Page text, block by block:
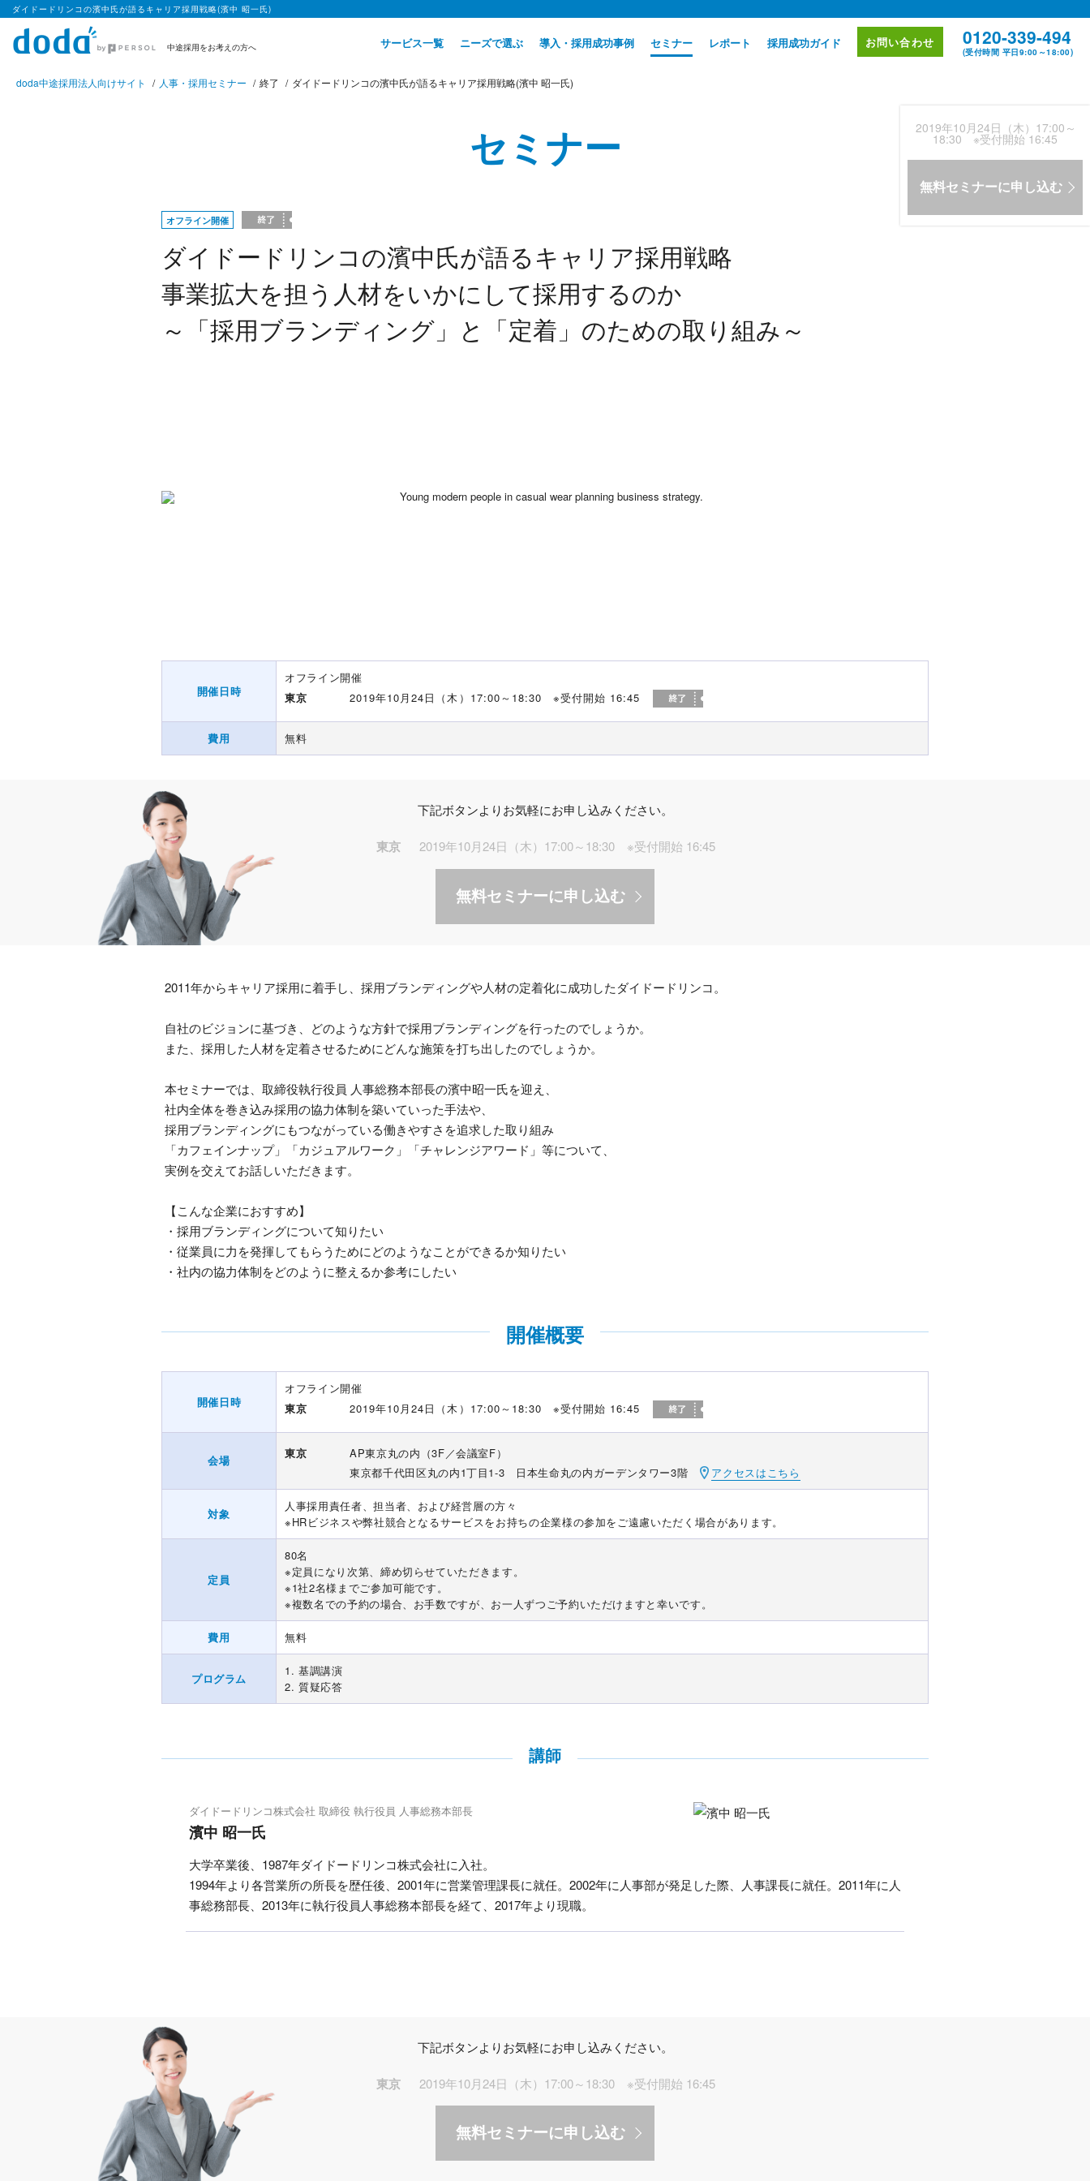
ダイドードリンコの濱中氏が語るキャリア採用戦略(濱中 昭一氏)
中途採用をお考えの方へ サービス一覧 ニーズで選ぶ 導入・採用成功事例 セミナー レポート 採用成功ガイド お問い合わせ 0120-339-494
(受付時間 平日9:00～18:00)
doda中途採用法人向けサイト 人事・採用セミナー 終了 ダイドードリンコの濱中氏が語るキャリア採用戦略(濱中 昭一氏)
セミナー
オフライン開催
ダイドードリンコの濱中氏が語るキャリア採用戦略
事業拡大を担う人材をいかにして採用するのか
～「採用ブランディング」と「定着」のための取り組み～
開催日時
オフライン開催
東京
2019年10月24日（木）17:00～18:30 ※受付開始 16:45
費用 無料
下記ボタンよりお気軽にお申し込みください。
東京 2019年10月24日（木）17:00～18:30 ※受付開始 16:45
無料セミナーに申し込む
2011年からキャリア採用に着手し、採用ブランディングや人材の定着化に成功したダイドードリンコ。
自社のビジョンに基づき、どのような方針で採用ブランディングを行ったのでしょうか。
また、採用した人材を定着させるためにどんな施策を打ち出したのでしょうか。
本セミナーでは、取締役執行役員 人事総務本部長の濱中昭一氏を迎え、
社内全体を巻き込み採用の協力体制を築いていった手法や、
採用ブランディングにもつながっている働きやすさを追求した取り組み
「カフェインナップ」「カジュアルワーク」「チャレンジアワード」等について、
実例を交えてお話しいただきます。
【こんな企業におすすめ】
・採用ブランディングについて知りたい
・従業員に力を発揮してもらうためにどのようなことができるか知りたい
・社内の協力体制をどのように整えるか参考にしたい
開催概要
開催日時
オフライン開催
東京
2019年10月24日（木）17:00～18:30 ※受付開始 16:45
会場 東京
AP東京丸の内（3F／会議室F）
東京都千代田区丸の内1丁目1-3 日本生命丸の内ガーデンタワー3階
アクセスはこちら
対象
人事採用責任者、担当者、および経営層の方々
※HRビジネスや弊社競合となるサービスをお持ちの企業様の参加をご遠慮いただく場合があります。
定員
80名
※定員になり次第、締め切らせていただきます。
※1社2名様までご参加可能です。
※複数名での予約の場合、お手数ですが、お一人ずつご予約いただけますと幸いです。
費用 無料
プログラム
1. 基調講演
2. 質疑応答
講師
ダイドードリンコ株式会社 取締役 執行役員 人事総務本部長
濱中 昭一氏
大学卒業後、1987年ダイドードリンコ株式会社に入社。
1994年より各営業所の所長を歴任後、2001年に営業管理課長に就任。2002年に人事部が発足した際、人事課長に就任。2011年に人
事総務部長、2013年に執行役員人事総務本部長を経て、2017年より現職。
下記ボタンよりお気軽にお申し込みください。
東京 2019年10月24日（木）17:00～18:30 ※受付開始 16:45
無料セミナーに申し込む
2019年10月24日（木）17:00～
18:30 ※受付開始 16:45
無料セミナーに申し込む